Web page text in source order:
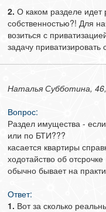
2. О каком разделе идет
собственностью?! Для
возиться с
задачу
Наталья Субботина,
Вопрос:
Раздел имущества -
или по БТИ???
касается квартиры
ходотайство об
обычно бывает на
Ответ:
1. Вот за сколько